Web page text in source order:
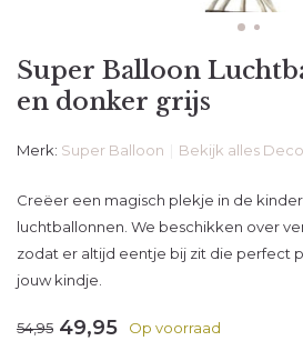
Super Balloon
en donker grijs
Merk: Super Balloon Bekijk alles
Creëer een magisch plekje in de
luchtballonnen. We beschikken over
zodat er altijd eentje bij zit die perfect
jouw kindje.
54,95 49,95 Op voorraad